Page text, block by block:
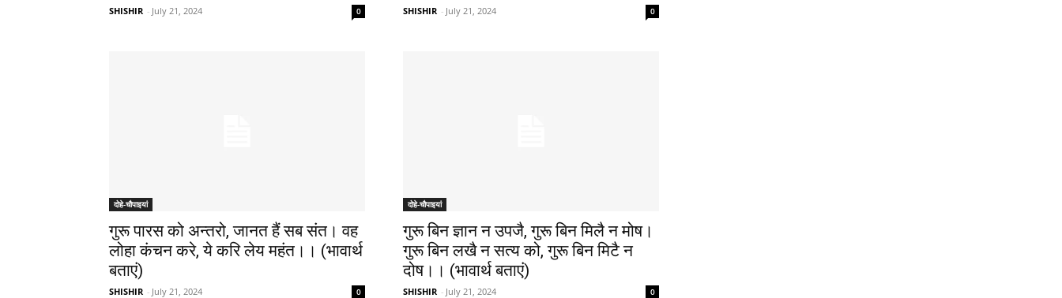
SHISHIR - July 21, 2024 0 SHISHIR - July 21, 2024 0
दोहे-चौपाइयां
गुरू पारस को अन्तरो, जानत हैं सब संत। वह
लोहा कंचन करे, ये करि लेय महंत।। (भावार्थ
बताएं)
SHISHIR - July 21, 2024 0
दोहे-चौपाइयां
गुरू बिन ज्ञान न उपजै, गुरू बिन मिलै न मोष।
गुरू बिन लखै न सत्य को, गुरू बिन मिटै न
दोष।। (भावार्थ बताएं)
SHISHIR - July 21, 2024 0